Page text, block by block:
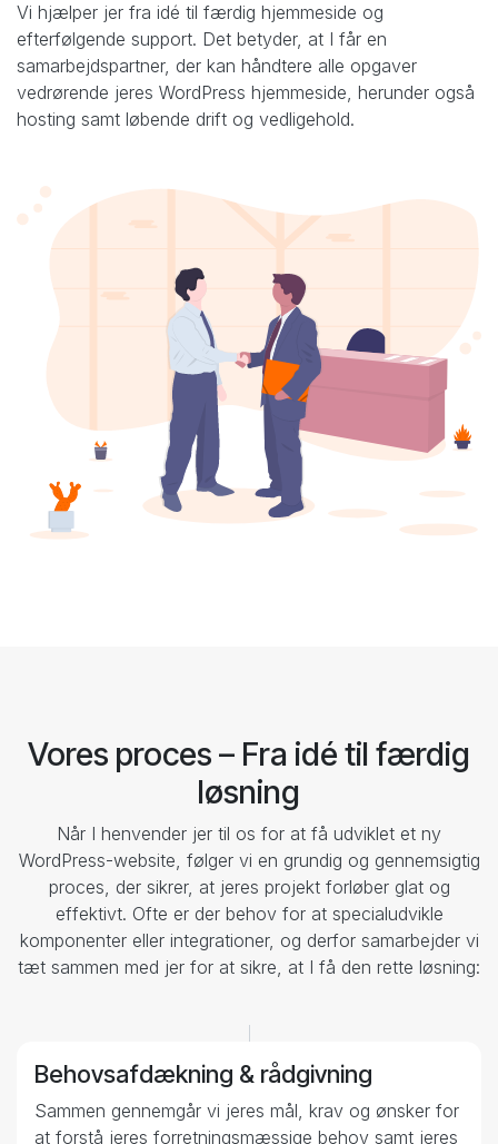
Vi hjælper jer fra idé til færdig hjemmeside og
efterfølgende support. Det betyder, at I får en
samarbejdspartner, der kan håndtere alle opgaver
vedrørende jeres WordPress hjemmeside, herunder også
hosting samt løbende drift og vedligehold.
Vores proces – Fra idé til færdig
løsning
Når I henvender jer til os for at få udviklet et ny
WordPress-website, følger vi en grundig og gennemsigtig
proces, der sikrer, at jeres projekt forløber glat og
effektivt. Ofte er der behov for at specialudvikle
komponenter eller integrationer, og derfor samarbejder vi
tæt sammen med jer for at sikre, at I få den rette løsning:
1
Behovsafdækning & rådgivning
Sammen gennemgår vi jeres mål, krav og ønsker for
at forstå jeres forretningsmæssige behov samt jeres